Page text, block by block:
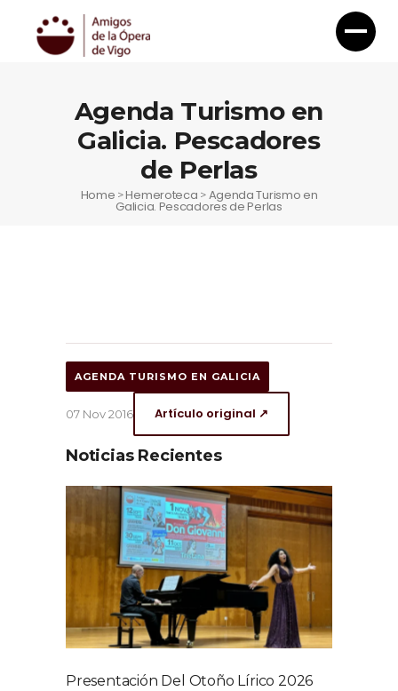
Agenda Turismo en
Galicia. Pescadores
de Perlas
Home >Hemeroteca >Agenda Turismo en
Galicia. Pescadores de Perlas
AGENDA TURISMO EN GALICIA
07 Nov 2016 Artículo original ↗
Noticias Recientes
Presentación Del Otoño Lírico 2026